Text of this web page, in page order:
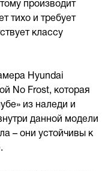
производит
тихо и требует
классу
Hyundai
No Frost, которая
из наледи и
данной модели
– они устойчивы к